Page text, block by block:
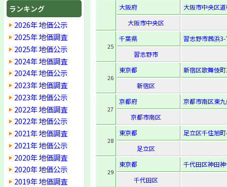
ランキング
2026年 地価公示
2025年 地価調査
2025年 地価公示
2024年 地価調査
2024年 地価公示
2023年 地価調査
2023年 地価公示
2022年 地価調査
2022年 地価公示
2021年 地価調査
2021年 地価公示
2020年 地価調査
2020年 地価公示
2019年 地価調査
大阪府
大阪市中央区
大阪市中央区
25
千葉県
習志野市茜浜
習志野市
26
東京都
新宿区歌舞伎
新宿区
27
京都府
京都市南区東
京都市南区
28
東京都
足立区千住旭
足立区
29
東京都
千代田区神田
千代田区